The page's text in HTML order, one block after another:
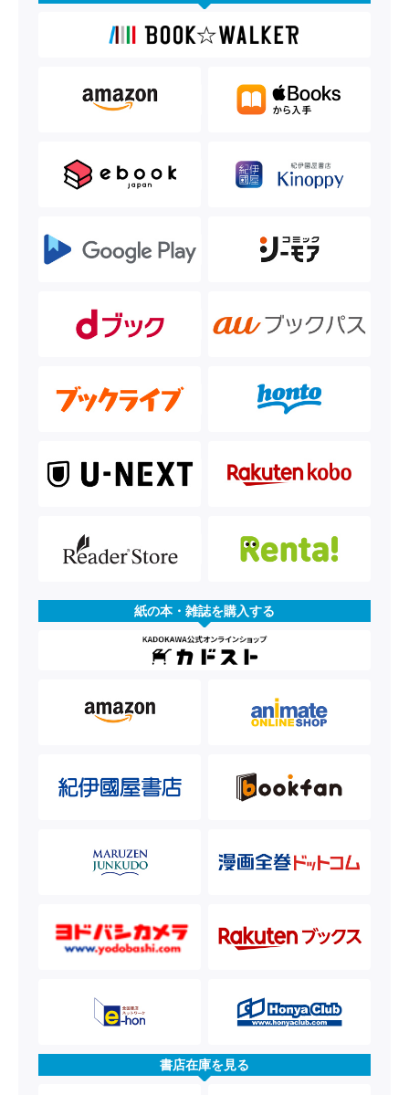
紙の本・雑誌を購入する
書店在庫を見る